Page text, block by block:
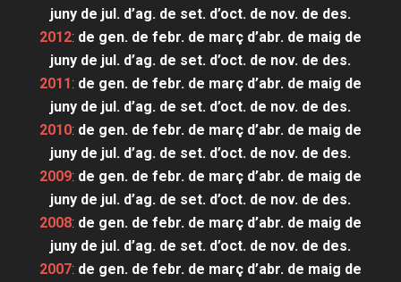
juny de jul. d’ag. de set. d’oct. de nov. de des.
2012: de gen. de febr. de març d’abr. de maig de
juny de jul. d’ag. de set. d’oct. de nov. de des.
2011: de gen. de febr. de març d’abr. de maig de
juny de jul. d’ag. de set. d’oct. de nov. de des.
2010: de gen. de febr. de març d’abr. de maig de
juny de jul. d’ag. de set. d’oct. de nov. de des.
2009: de gen. de febr. de març d’abr. de maig de
juny de jul. d’ag. de set. d’oct. de nov. de des.
2008: de gen. de febr. de març d’abr. de maig de
juny de jul. d’ag. de set. d’oct. de nov. de des.
2007: de gen. de febr. de març d’abr. de maig de